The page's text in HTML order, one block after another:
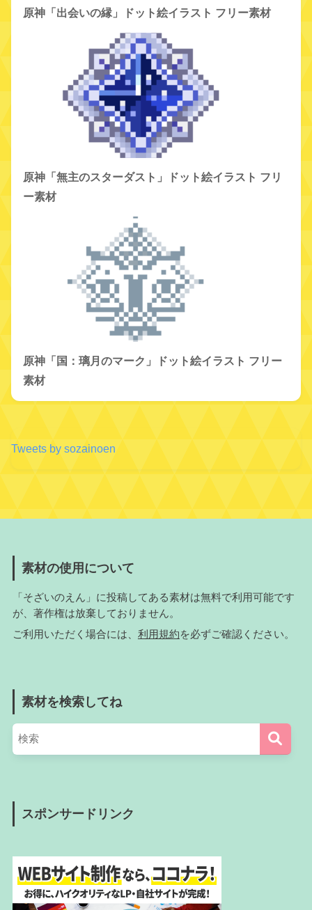
原神「出会いの縁」ドット絵イラスト フリー素材
原神「無主のスターダスト」ドット絵イラスト フリ
ー素材
原神「国：璃月のマーク」ドット絵イラスト フリー
素材
Tweets by sozainoen
素材の使用について
「そざいのえん」に投稿してある素材は無料で利用可能です
が、著作権は放棄しておりません。
ご利用いただく場合には、 利用規約を必ずご確認ください。
素材を検索してね
スポンサードリンク